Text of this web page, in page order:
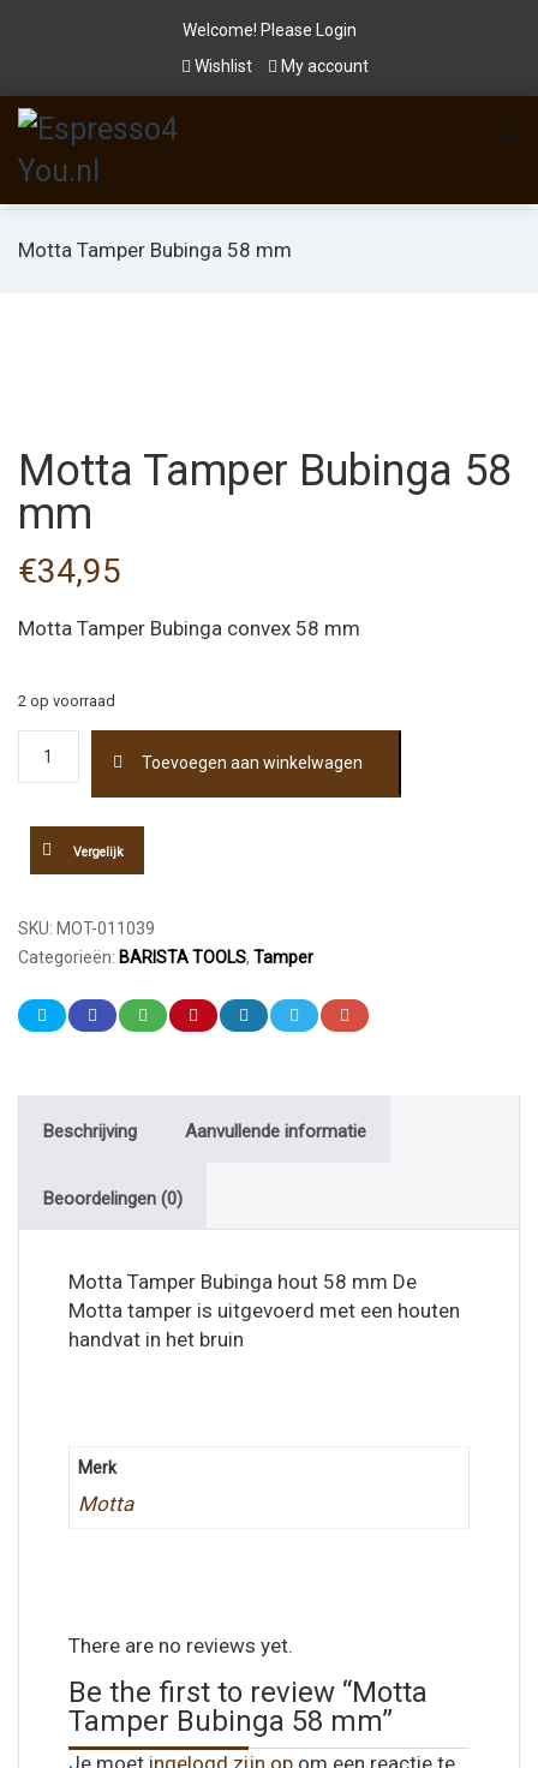
Welcome! Please
Login
Wishlist
My account
Motta Tamper Bubinga 58 mm
Motta Tamper Bubinga 58
mm
€34,95
Motta Tamper Bubinga convex 58 mm
2 op voorraad
Tamper
Bubinga
aantal
Toevoegen aan winkelwagen
Vergelijk
SKU: MOT-011039
Categorieën: BARISTA TOOLS, Tamper
Beschrijving Aanvullende informatie
Beoordelingen (0)
Motta Tamper Bubinga hout 58 mm De
Motta tamper is uitgevoerd met een houten
handvat in het bruin
Merk
Motta
There are no reviews yet.
Be the first to review “Motta
Tamper Bubinga 58 mm”
Je moet ingelogd zijn op om een reactie te